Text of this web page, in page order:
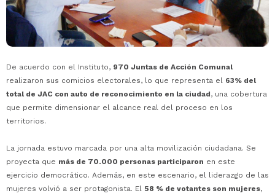
De acuerdo con el Instituto, 970 Juntas de Acción Comunal
realizaron sus comicios electorales, lo que representa el 63% del
total de JAC con auto de reconocimiento en la ciudad, una cobertura
que permite dimensionar el alcance real del proceso en los
territorios.
La jornada estuvo marcada por una alta movilización ciudadana. Se
proyecta que más de 70.000 personas participaron en este
ejercicio democrático. Además, en este escenario, el liderazgo de las
mujeres volvió a ser protagonista. El 58 % de votantes son mujeres,